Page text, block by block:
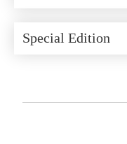
Special Edition